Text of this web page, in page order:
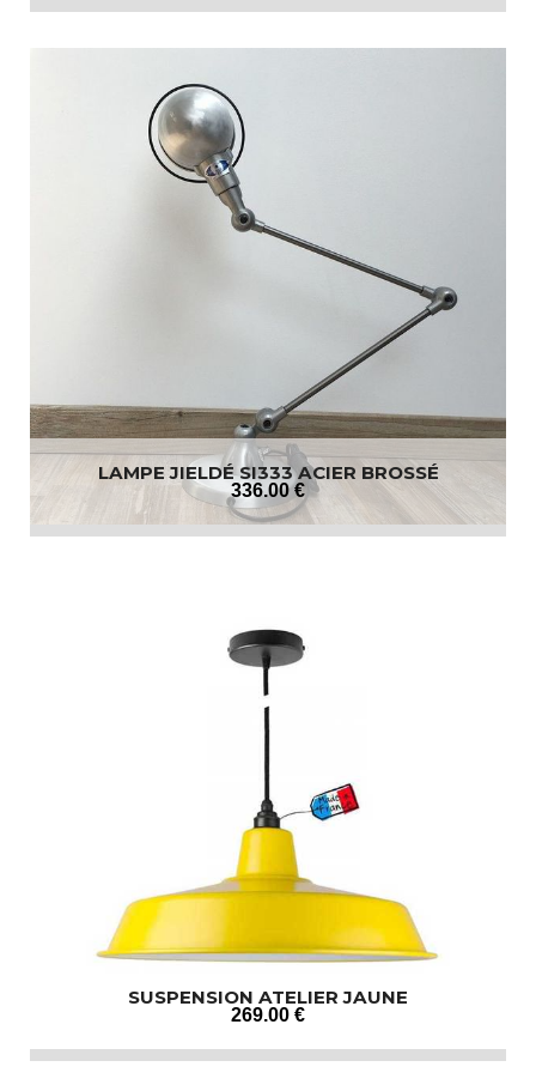
LAMPE JIELDÉ SI333 ACIER BROSSÉ
336.00 €
SUSPENSION ATELIER JAUNE
269.00 €